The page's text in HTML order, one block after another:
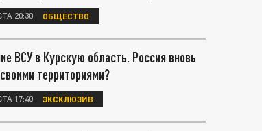
20:30 ОБЩЕСТВО
ВСУ в Курскую область. Россия вновь
территориями?
17:40 ЭКСКЛЮЗИВ